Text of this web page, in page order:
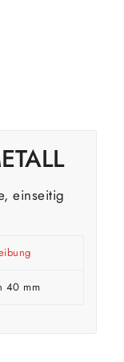
einseitig
40 mm